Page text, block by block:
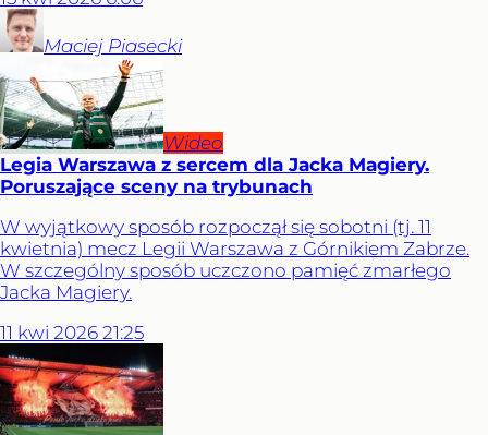
Maciej Piasecki
Wideo
Legia Warszawa z sercem dla Jacka Magiery.
Poruszające sceny na trybunach
W wyjątkowy sposób rozpoczął się sobotni (tj. 11
kwietnia) mecz Legii Warszawa z Górnikiem Zabrze.
W szczególny sposób uczczono pamięć zmarłego
Jacka Magiery.
11 kwi 2026 21:25